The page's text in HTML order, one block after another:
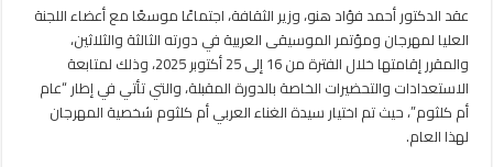
باللجنة
العليا
لمهرجان
ومؤتمر
الموسيقى
عقد الدكتور أحمد فؤاد هنو، وزير الثقافة، اجتماعًا موسعًا مع أعضاء اللجنة
العليا لمهرجان ومؤتمر الموسيقى العربية في دورته الثالثة والثلاثين،
والمقرر إقامتها خلال الفترة من 16 إلى 25 أكتوبر 2025، وذلك لمتابعة
الاستعدادات والتحضيرات الخاصة بالدورة المقبلة، والتي تأتي في إطار “عام
أم كلثوم”، حيث تم اختيار سيدة الغناء العربي أم كلثوم شخصية المهرجان
لهذا العام.